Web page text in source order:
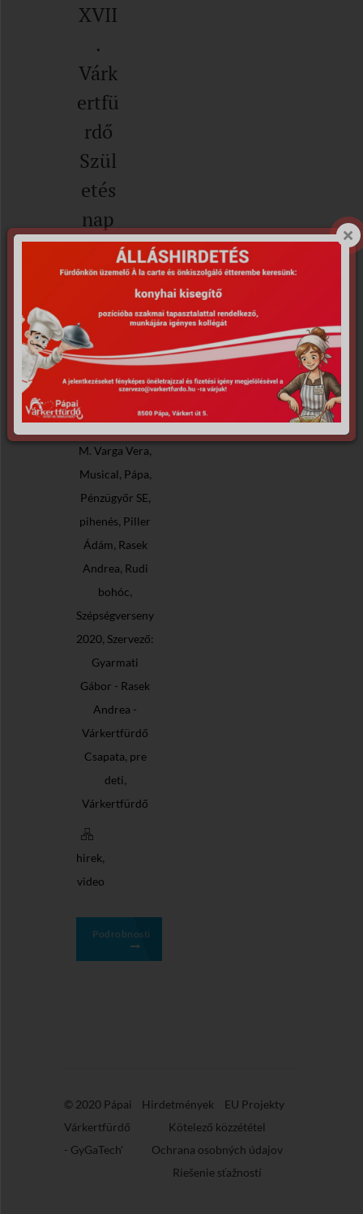
XVII
.
Várk
ertfü
rdő
Szül
etés
nap
Animációs
foglalkozás
Rasek Andival
Cozombolis
Trio,H. Szabó
kikapcsolódás,
M. Varga Vera,
Musical, Pápa,
Pénzügyőr SE,
pihenés, Piller
Ádám, Rasek
Andrea, Rudi
bohóc,
Szépségverseny
2020, Szervező:
Gyarmati
Gábor - Rasek
Andrea -
Várkertfürdő
Csapata, pre
deti,
Várkertfürdő
hirek,
video
Podrobnosti
© 2020 Pápai
Várkertfürdő
- GyGaTech'
Hirdetmények
EU Projekty
Kötelező közzététel
Ochrana osobných údajov
Riešenie sťažností